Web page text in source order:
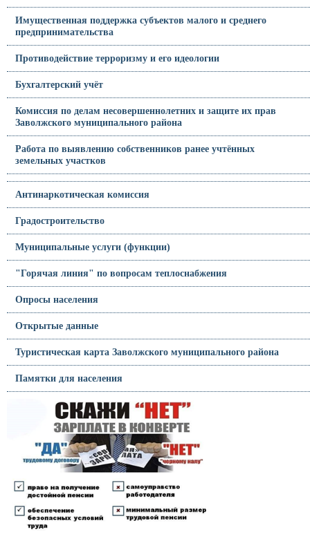
Имущественная поддержка субъектов малого и среднего
предпринимательства
Противодействие терроризму и его идеологии
Бухгалтерский учёт
Комиссия по делам несовершеннолетних и защите их прав
Заволжского муниципального района
Работа по выявлению собственников ранее учтённых
земельных участков
Антинаркотическая комиссия
Градостроительство
Муниципальные услуги (функции)
"Горячая линия" по вопросам теплоснабжения
Опросы населения
Открытые данные
Туристическая карта Заволжского муниципального района
Памятки для населения